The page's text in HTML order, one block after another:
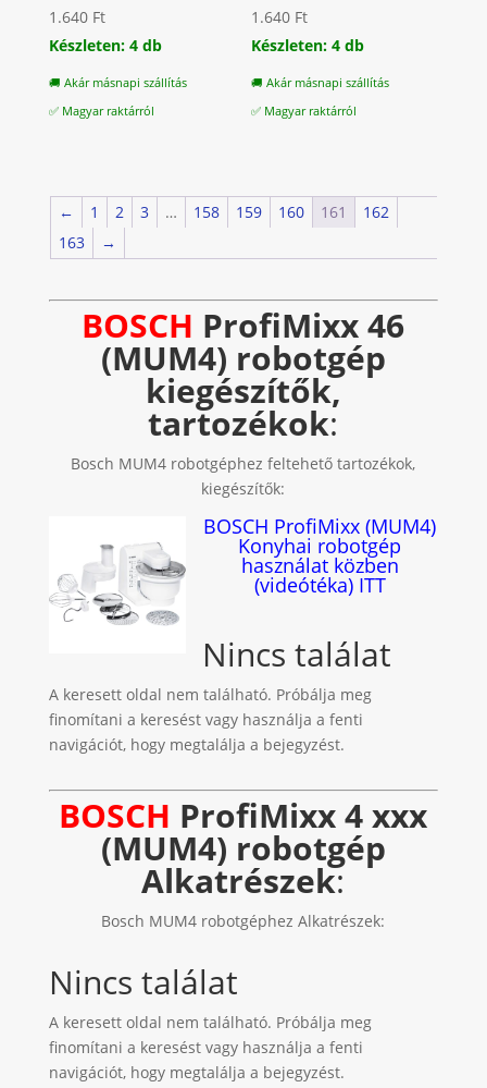
1.640 Ft
Készleten: 4 db
🚚 Akár másnapi szállítás
✅ Magyar raktárról
1.640 Ft
Készleten: 4 db
🚚 Akár másnapi szállítás
✅ Magyar raktárról
← 1 2 3 … 158 159 160 161
162
163
→
BOSCH ProfiMixx 46
(MUM4) robotgép
kiegészítők,
tartozékok:
Bosch MUM4 robotgéphez feltehető tartozékok,
kiegészítők:
BOSCH ProfiMixx (MUM4)
Konyhai robotgép
használat közben
(videótéka) ITT
Nincs találat
A keresett oldal nem található. Próbálja meg
finomítani a keresést vagy használja a fenti
navigációt, hogy megtalálja a bejegyzést.
BOSCH ProfiMixx 4 xxx
(MUM4) robotgép
Alkatrészek:
Bosch MUM4 robotgéphez Alkatrészek:
Nincs találat
A keresett oldal nem található. Próbálja meg
finomítani a keresést vagy használja a fenti
navigációt, hogy megtalálja a bejegyzést.